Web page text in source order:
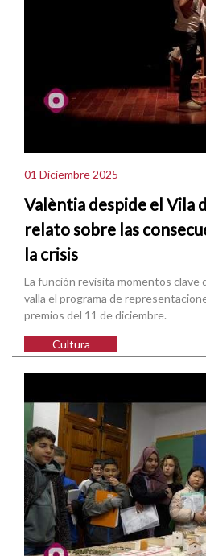
01 Diciembre 2025
Valèntia despide el Vila
relato sobre las
la crisis
La función revisita momentos clave
valla el programa de
premios del 11 de diciembre.
Cultura